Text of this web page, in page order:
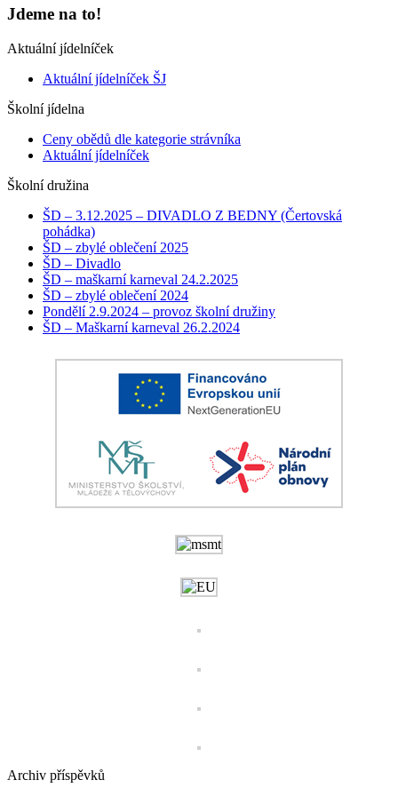
Jdeme na to!
Aktuální jídelníček
Aktuální jídelníček ŠJ
Školní jídelna
Ceny obědů dle kategorie strávníka
Aktuální jídelníček
Školní družina
ŠD – 3.12.2025 – DIVADLO Z BEDNY (Čertovská
pohádka)
ŠD – zbylé oblečení 2025
ŠD – Divadlo
ŠD – maškarní karneval 24.2.2025
ŠD – zbylé oblečení 2024
Pondělí 2.9.2024 – provoz školní družiny
ŠD – Maškarní karneval 26.2.2024
Archiv příspěvků